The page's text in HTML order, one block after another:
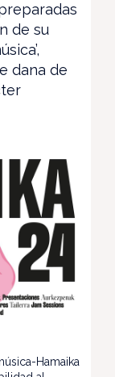
de su
dana de
Hamaika